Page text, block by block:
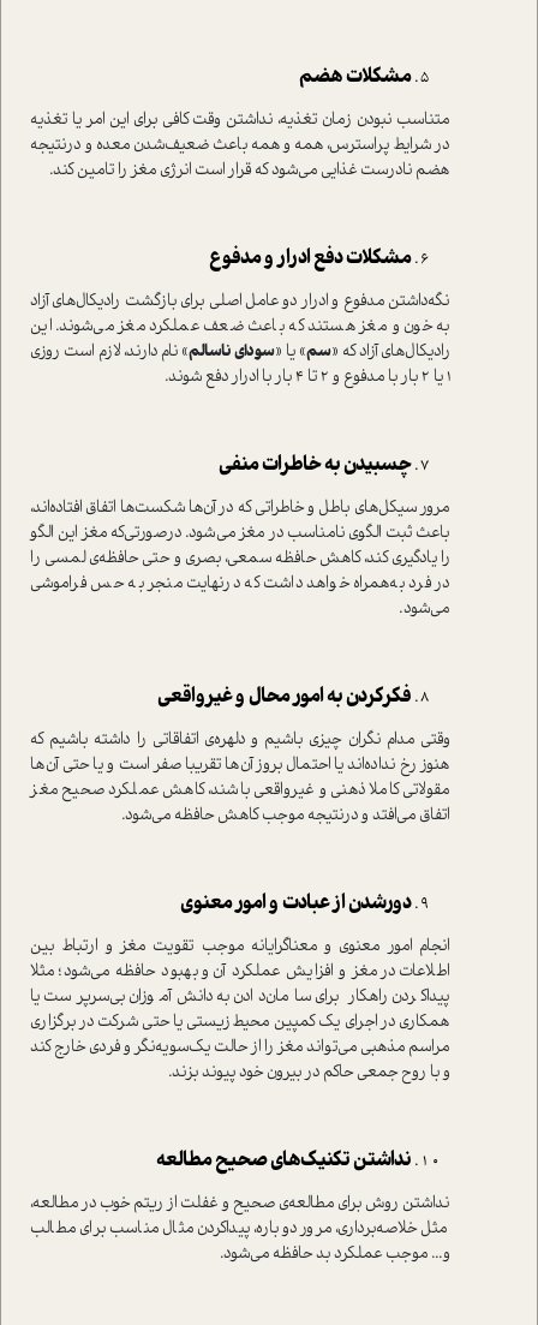
مشکلات هضم
متناسب نبودن زمان تغذیه، نداشتن وقت کافی برای این امر یا تغذیه
در شرایط پراسترس، همه و همه باعث ضعیف‌شدن معده و درنتیجه
هضم نادرست غذایی می‌شود که قرار است انرژی مغز را تامین کند.
مشکلات دفع ادرار و مدفوع
نگه‌داشتن مدفوع و ادرار دو عامل اصلی برای بازگشت رادیکال‌های آزاد
به خون و مغز هستند که باعث ضعف عملکرد مغز می‌شوند. این
رادیکال‌های آزاد که «سم» یا «سودای ناسالم» نام دارند، لازم است روزی
1 یا 2 بار با مدفوع و 2 تا 4 بار با ادرار دفع شوند.
چسبیدن به خاطرات منفی
مرور سیکل‌های باطل و خاطراتی که در آن‌ها شکست‌ها اتفاق افتاده‌اند،
باعث ثبت الگوی نامناسب در مغز می‌شود. درصورتی‌که مغز این الگو
را یادگیری کند، کاهش حافظه سمعی، بصری و حتی حافظه‌ی لمسی را
در فرد به‌همراه خواهد داشت که درنهایت منجر به حس فراموشی
می‌شود.
فکرکردن به امور محال و غیرواقعی
وقتی مدام نگران چیزی باشیم و دلهره‌ی اتفاقاتی را داشته باشیم که
هنوز رخ نداده‌اند یا احتمال بروز آن‌ها تقریبا صفر است و یا حتی آن‌ها
مقولاتی کاملا ذهنی و غیرواقعی باشند، کاهش عملکرد صحیح مغز
اتفاق می‌افتد و درنتیجه موجب کاهش حافظه می‌شود.
دورشدن از عبادت و امور معنوی
انجام امور معنوی و معناگرایانه موجب تقویت مغز و ارتباط بین
اطلاعات در مغز و افزایش عملکرد آن و بهبود حافظه می‌شود؛ مثلا
پیداکردن راهکار برای سامان‌دادن به دانش‌آموزان بی‌سرپرست یا
همکاری‌ در اجرای یک کمپین محیط‌زیستی یا حتی شرکت در برگزاری
مراسم مذهبی می‌تواند مغز را از حالت یک‌سویه‌نگر و فردی خارج کند
و با روح جمعی حاکم در بیرون خود پیوند بزند.
نداشتن تکنیک‌های صحیح مطالعه
نداشتن روش برای مطالعه‌ی صحیح و غفلت از ریتم خوب در مطالعه،
مثل خلاصه‌برداری، مرور دوباره، پیداکردن مثال مناسب برای مطالب
و... موجب عملکرد بد حافظه می‌شود.